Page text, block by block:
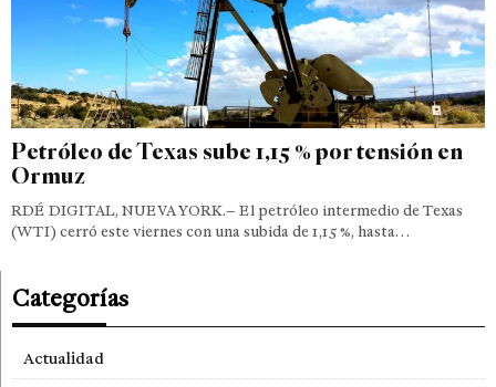
Petróleo de Texas sube 1,15 % por tensión en
Ormuz
RDÉ DIGITAL, NUEVA YORK.– El petróleo intermedio de Texas
(WTI) cerró este viernes con una subida de 1,15 %, hasta…
Categorías
Actualidad